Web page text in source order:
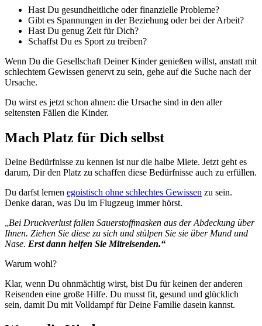
Hast Du gesundheitliche oder finanzielle Probleme?
Gibt es Spannungen in der Beziehung oder bei der Arbeit?
Hast Du genug Zeit für Dich?
Schaffst Du es Sport zu treiben?
Wenn Du die Gesellschaft Deiner Kinder genießen willst, anstatt mit
schlechtem Gewissen genervt zu sein, gehe auf die Suche nach der
Ursache.
Du wirst es jetzt schon ahnen: die Ursache sind in den aller
seltensten Fällen die Kinder.
Mach Platz für Dich selbst
Deine Bedürfnisse zu kennen ist nur die halbe Miete. Jetzt geht es
darum, Dir den Platz zu schaffen diese Bedürfnisse auch zu erfüllen.
Du darfst lernen egoistisch ohne schlechtes Gewissen zu sein.
Denke daran, was Du im Flugzeug immer hörst.
„Bei Druckverlust fallen Sauerstoffmasken aus der Abdeckung über
Ihnen. Ziehen Sie diese zu sich und stülpen Sie sie über Mund und
Nase. Erst dann helfen Sie Mitreisenden.“
Warum wohl?
Klar, wenn Du ohnmächtig wirst, bist Du für keinen der anderen
Reisenden eine große Hilfe. Du musst fit, gesund und glücklich
sein, damit Du mit Volldampf für Deine Familie dasein kannst.